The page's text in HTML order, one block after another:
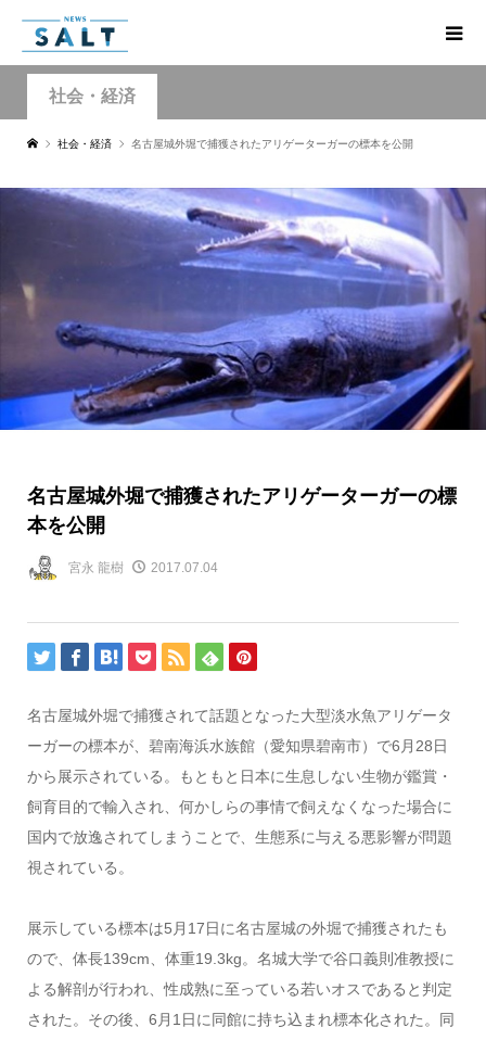
社会・経済
社会・経済 名古屋城外堀で捕獲されたアリゲーターガーの標本を公開
名古屋城外堀で捕獲されたアリゲーターガーの標
本を公開
宮永 龍樹 2017.07.04
名古屋城外堀で捕獲されて話題となった大型淡水魚アリゲータ
ーガーの標本が、碧南海浜水族館（愛知県碧南市）で6月28日
から展示されている。もともと日本に生息しない生物が鑑賞・
飼育目的で輸入され、何かしらの事情で飼えなくなった場合に
国内で放逸されてしまうことで、生態系に与える悪影響が問題
視されている。
展示している標本は5月17日に名古屋城の外堀で捕獲されたも
ので、体長139cm、体重19.3kg。名城大学で谷口義則准教授に
よる解剖が行われ、性成熟に至っている若いオスであると判定
された。その後、6月1日に同館に持ち込まれ標本化された。同